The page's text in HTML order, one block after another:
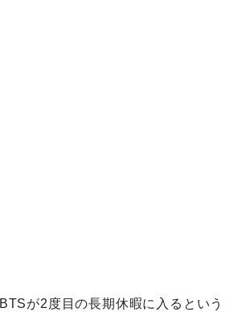
が2度目の長期休暇に入るという